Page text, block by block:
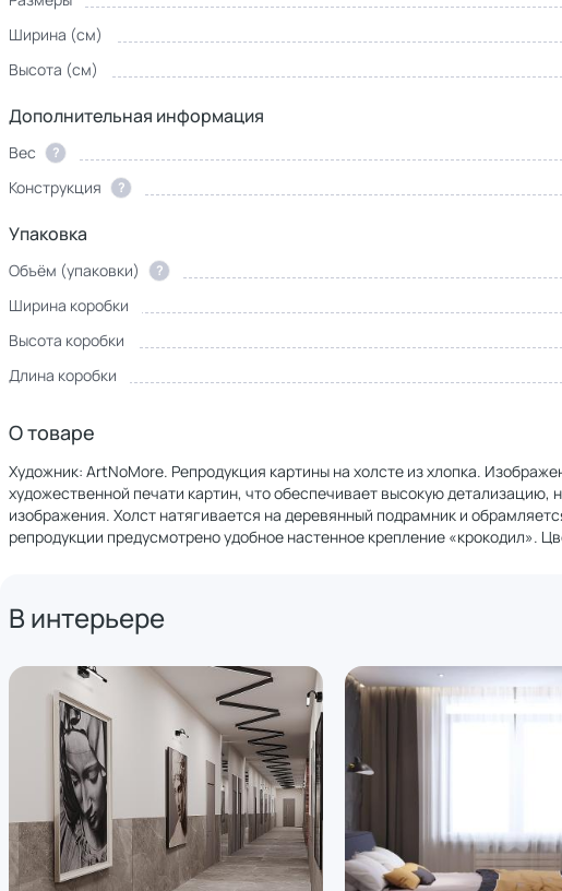
Ширина (см)
Высота (см)
Дополнительная информация
Вес ?
Конструкция
?
Упаковка
Объём (упаковки) ?
Ширина коробки
Высота коробки
Длина коробки
О товаре
Художник: ArtNoMore. Репродукция картины на холсте из хлопка.
художественной печати картин, что обеспечивает высокую
изображения. Холст натягивается на деревянный подрамник и
репродукции предусмотрено удобное настенное крепление «крокодил».
В интерьере